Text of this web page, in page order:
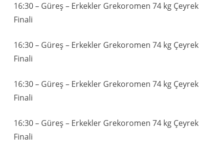
16:30 – Güreş – Erkekler Grekoromen 74 kg Çeyrek
Finali
16:30 – Güreş – Erkekler Grekoromen 74 kg Çeyrek
Finali
16:30 – Güreş – Erkekler Grekoromen 74 kg Çeyrek
Finali
16:30 – Güreş – Erkekler Grekoromen 74 kg Çeyrek
Finali